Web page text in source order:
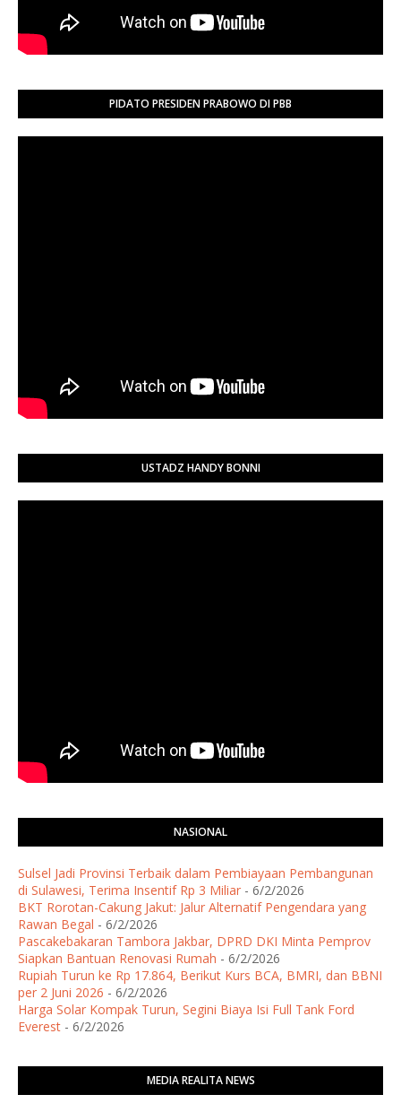
PIDATO PRESIDEN PRABOWO DI PBB
USTADZ HANDY BONNI
NASIONAL
Sulsel Jadi Provinsi Terbaik dalam Pembiayaan Pembangunan
di Sulawesi, Terima Insentif Rp 3 Miliar - 6/2/2026
BKT Rorotan-Cakung Jakut: Jalur Alternatif Pengendara yang
Rawan Begal - 6/2/2026
Pascakebakaran Tambora Jakbar, DPRD DKI Minta Pemprov
Siapkan Bantuan Renovasi Rumah - 6/2/2026
Rupiah Turun ke Rp 17.864, Berikut Kurs BCA, BMRI, dan BBNI
per 2 Juni 2026 - 6/2/2026
Harga Solar Kompak Turun, Segini Biaya Isi Full Tank Ford
Everest - 6/2/2026
MEDIA REALITA NEWS